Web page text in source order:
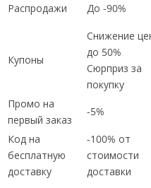
Распродажи До -90%
Купоны
Снижение
до 50%
Сюрприз за
покупку
Промо на
первый заказ
-5%
Код на
бесплатную
доставку
-100% от
стоимости
доставки